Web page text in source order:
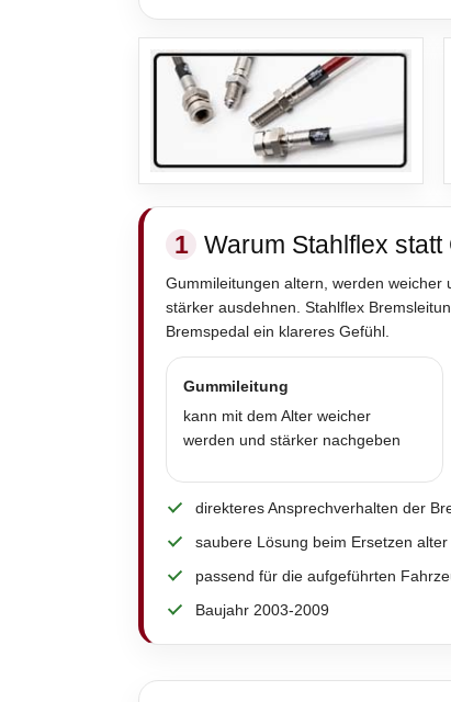
1 Warum Stahlflex
Gummileitungen altern, werden weicher
stärker ausdehnen. Stahlflex
Bremspedal ein klareres Gefühl.
Gummileitung
kann mit dem Alter weicher
werden und stärker nachgeben
direkteres Ansprechverhalten der
saubere Lösung beim Ersetzen
passend für die aufgeführten
Baujahr 2003-2009